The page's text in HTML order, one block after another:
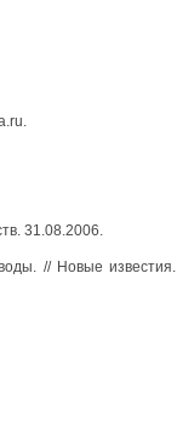
31.08.2006.
// Новые известия.